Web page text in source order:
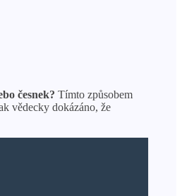
česnek? Tímto způsobem
vědecky dokázáno, že